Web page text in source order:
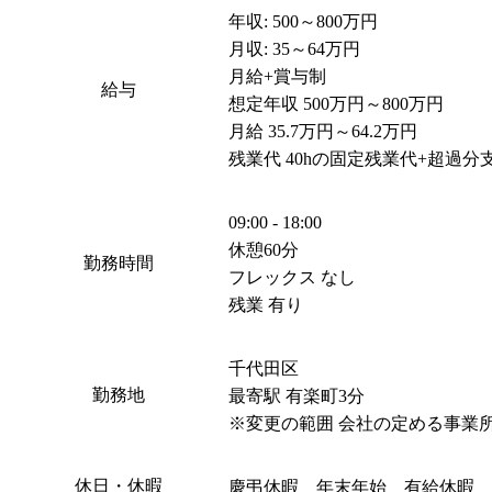
給与
年収: 500～800万円
月収: 35～64万円
月給+賞与制
想定年収 500万円～800万円
月給 35.7万円～64.2万円
残業代 40hの固定残業代+超過分
勤務時間
09:00 - 18:00
休憩60分
フレックス なし
残業 有り
勤務地
千代田区
最寄駅 有楽町3分
※変更の範囲 会社の定める事業
休日・休暇 慶弔休暇　年末年始　有給休暇